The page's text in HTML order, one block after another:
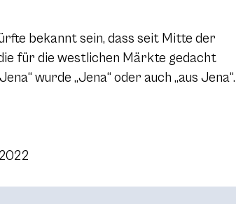
bekannt sein, dass seit Mitte der
für die westlichen Märkte gedacht
wurde „Jena“ oder auch „aus Jena“.